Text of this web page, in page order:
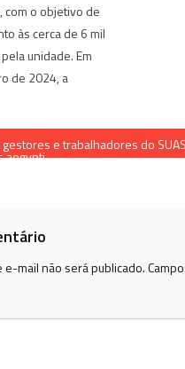
com o objetivo de
às cerca de 6 mil
unidade. Em
de 2024, a
e trabalhadores do
aegypti
mail não será publicado.